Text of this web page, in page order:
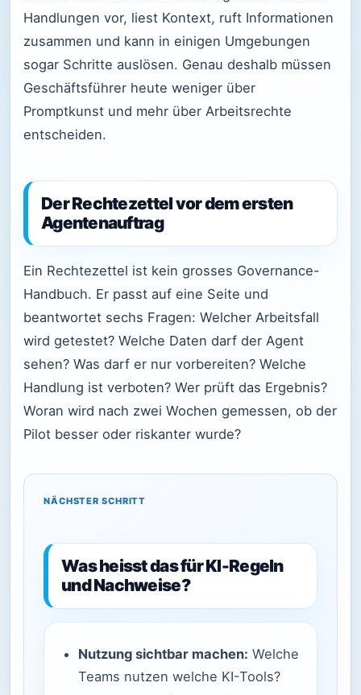
Handlungen vor, liest Kontext, ruft Informationen
zusammen und kann in einigen Umgebungen
sogar Schritte auslösen. Genau deshalb müssen
Geschäftsführer heute weniger über
Promptkunst und mehr über Arbeitsrechte
entscheiden.
Der Rechtezettel vor dem ersten
Agentenauftrag
Ein Rechtezettel ist kein grosses Governance-
Handbuch. Er passt auf eine Seite und
beantwortet sechs Fragen: Welcher Arbeitsfall
wird getestet? Welche Daten darf der Agent
sehen? Was darf er nur vorbereiten? Welche
Handlung ist verboten? Wer prüft das Ergebnis?
Woran wird nach zwei Wochen gemessen, ob der
Pilot besser oder riskanter wurde?
NÄCHSTER SCHRITT
Was heisst das für KI-Regeln
und Nachweise?
Nutzung sichtbar machen: Welche
Teams nutzen welche KI-Tools?